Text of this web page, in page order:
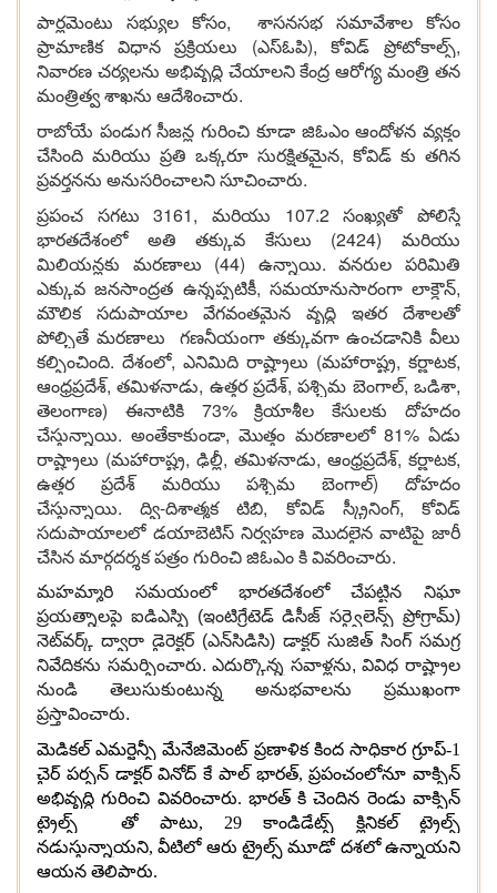
పార్లమెంటు సభ్యుల కోసం, శాసనసభ సమావేశాల కోసం
ప్రామాణిక విధాన ప్రక్రియలు (ఎస్ఓపి), కోవిడ్ ప్రోటోకాల్స్,
నివారణ చర్యలను అభివృద్ధి చేయాలని కేంద్ర ఆరోగ్య మంత్రి తన
మంత్రిత్వ శాఖను ఆదేశించారు.
రాబోయే పండుగ సీజన్ల గురించి కూడా జిఓఎం ఆందోళన వ్యక్తం
చేసింది మరియు ప్రతి ఒక్కరూ సురక్షితమైన, కోవిడ్ కు తగిన
ప్రవర్తనను అనుసరించాలని సూచించారు.
ప్రపంచ సగటు 3161, మరియు 107.2 సంఖ్యతో పోలిస్తే
భారతదేశంలో అతి తక్కువ కేసులు (2424) మరియు
మిలియన్లకు మరణాలు (44) ఉన్నాయి. వనరుల పరిమితి
ఎక్కువ జనసాంద్రత ఉన్నప్పటికీ, సమయానుసారంగా లాక్డౌన్,
మౌలిక సదుపాయాల వేగవంతమైన వృద్ధి ఇతర దేశాలతో
పోల్చితే మరణాలు గణనీయంగా తక్కువగా ఉంచడానికి వీలు
కల్పించింది. దేశంలో, ఎనిమిది రాష్ట్రాలు (మహారాష్ట్ర, కర్ణాటక,
ఆంధ్రప్రదేశ్, తమిళనాడు, ఉత్తర ప్రదేశ్, పశ్చిమ బెంగాల్, ఒడిశా,
తెలంగాణ) ఈనాటికి 73% క్రియాశీల కేసులకు దోహదం
చేస్తున్నాయి. అంతేకాకుండా, మొత్తం మరణాలలో 81% ఏడు
రాష్ట్రాలు (మహారాష్ట్ర, ఢిల్లీ, తమిళనాడు, ఆంధ్రప్రదేశ్, కర్ణాటక,
ఉత్తర ప్రదేశ్ మరియు పశ్చిమ బెంగాల్) దోహదం
చేస్తున్నాయి. ద్వి-దిశాత్మక టిబి, కోవిడ్ స్క్రీనింగ్, కోవిడ్
సదుపాయాలలో డయాబెటిస్ నిర్వహణ మొదలైన వాటిపై జారీ
చేసిన మార్గదర్శక పత్రం గురించి జిఓఎం కి వివరించారు.
మహమ్మారి సమయంలో భారతదేశంలో చేపట్టిన నిఘా
ప్రయత్నాలపై ఐడిఎస్పి (ఇంటిగ్రేటెడ్ డిసీజ్ సర్వైలెన్స్ ప్రోగ్రామ్)
నెట్‌వర్క్ ద్వారా డైరెక్టర్ (ఎన్‌సిడిసి) డాక్టర్ సుజిత్ సింగ్ సమగ్ర
నివేదికను సమర్పించారు. ఎదుర్కొన్న సవాళ్లను, వివిధ రాష్ట్రాల
నుండి తెలుసుకుంటున్న అనుభవాలను ప్రముఖంగా
ప్రస్తావించారు.
మెడికల్ ఎమర్జెన్సీ మేనేజిమెంట్ ప్రణాళిక కింద సాధికార గ్రూప్-1
చైర్ పర్సన్ డాక్టర్ వినోద్ కే పాల్ భారత్, ప్రపంచంలోనూ వాక్సిన్
అభివృద్ధి గురించి వివరించారు. భారత్ కి చెందిన రెండు వాక్సిన్
ట్రైల్స్ తో పాటు, 29 కాండిడేట్స్ క్లినికల్ ట్రైల్స్
నడుస్తున్నాయని, వీటిలో ఆరు ట్రైల్స్ మూడో దశలో ఉన్నాయని
ఆయన తెలిపారు.